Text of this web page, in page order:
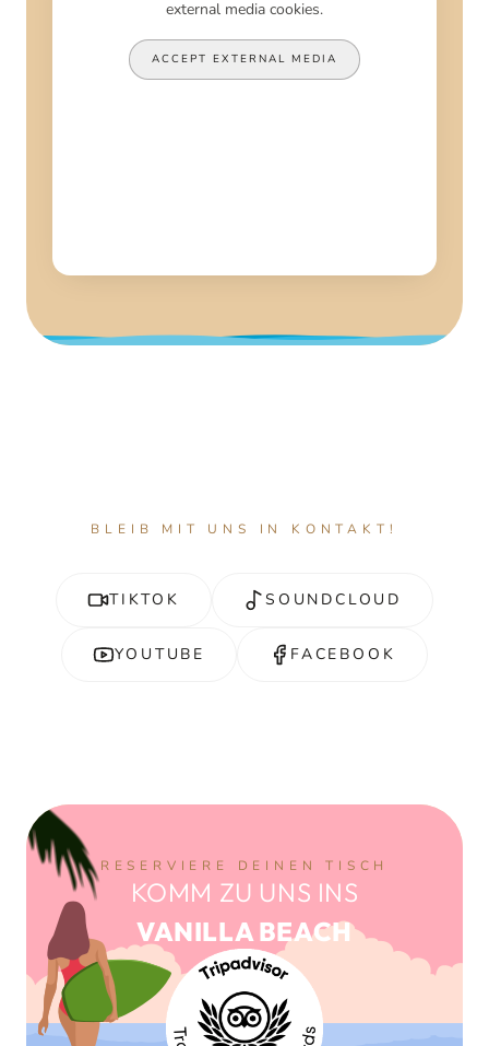
external media cookies.
ACCEPT EXTERNAL MEDIA
BLEIB MIT UNS IN KONTAKT!
TIKTOK SOUNDCLOUD
YOUTUBE FACEBOOK
RESERVIERE DEINEN TISCH
KOMM ZU UNS INS
VANILLA BEACH